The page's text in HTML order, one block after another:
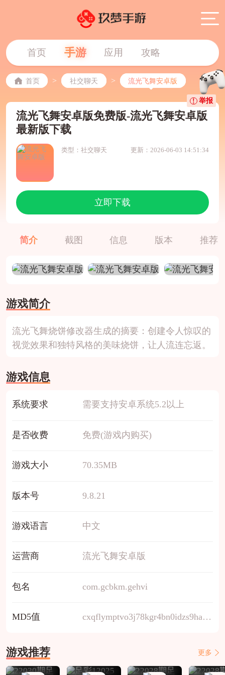
首页 手游 应用 攻略
首页 > 社交聊天 > 流光飞舞安卓版
流光飞舞安卓版免费版-流光飞舞安卓版
最新版下载
类型：社交聊天 更新：2026-06-03 14:51:34
立即下载
举报
简介 截图 信息 版本 推荐
游戏简介
流光飞舞烧饼修改器生成的摘要：创建令人惊叹的
视觉效果和独特风格的美味烧饼，让人流连忘返。
游戏信息
系统要求 需要支持安卓系统5.2以上
是否收费 免费(游戏内购买)
游戏大小 70.35MB
版本号 9.8.21
游戏语言 中文
运营商 流光飞舞安卓版
包名 com.gcbkm.gehvi
MD5值 cxqflymptvo3j78kgr4bn0idzs9ha2ew
游戏推荐 更多